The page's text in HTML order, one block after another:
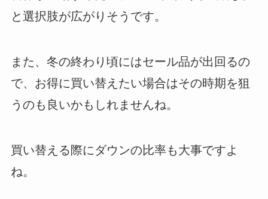
と選択肢が広がりそうです。
また、冬の終わり頃にはセール品が出回るの
で、お得に買い替えたい場合はその時期を狙
うのも良いかもしれませんね。
買い替える際にダウンの比率も大事ですよ
ね。